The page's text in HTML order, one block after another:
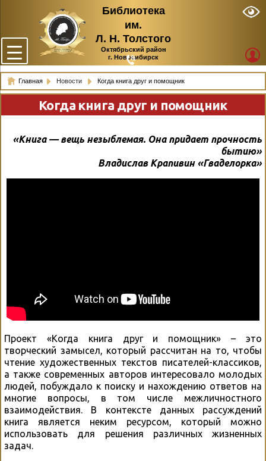
Библиотека
им.
Л. Н. Толстого
Октябрьский район
г. Новосибирск
Главная Новости Когда книга друг и помощник
Когда книга друг и помощник
«Книга — вещь незыблемая. Она придает прочность
бытию»
Владислав Крапивин «Гваделорка»
Проект «Когда книга друг и помощник» – это
творческий замысел, который рассчитан на то, чтобы
чтение художественных текстов писателей-классиков,
а также современных авторов интересовало молодых
людей, побуждало к поиску и нахождению ответов на
многие вопросы, в том числе межличностного
взаимодействия. В контексте данных рассуждений
книга является неким ресурсом, который можно
использовать для решения различных жизненных
задач.